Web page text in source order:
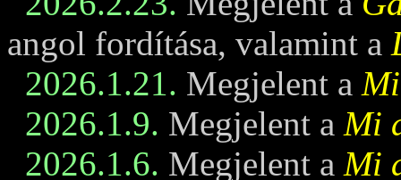
angol fordítása, valamint a
2026.1.21. Megjelent a
2026.1.9. Megjelent a Mi
2026.1.6. Megjelent a Mi